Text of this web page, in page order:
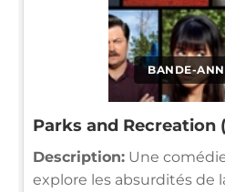
BANDE-
Parks and Recreation
Description: Une
explore les absurdités de